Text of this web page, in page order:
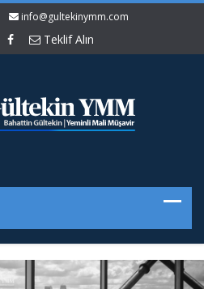
info@gultekinymm.com
Teklif Alın